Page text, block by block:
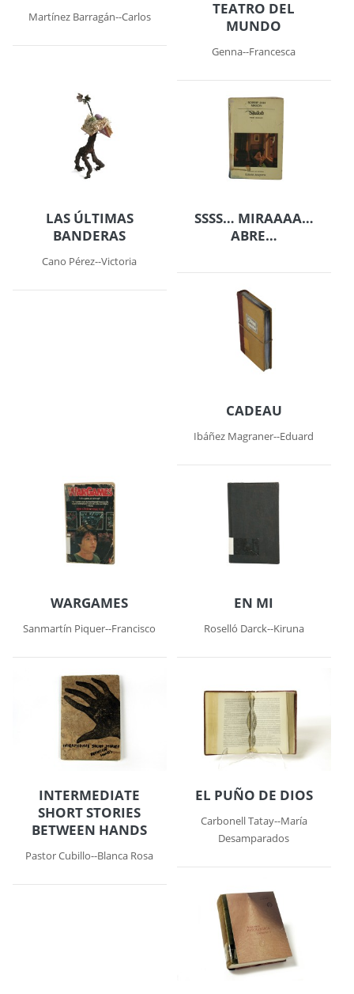
Martínez Barragán--Carlos
TEATRO DEL
MUNDO
Genna--Francesca
LAS ÚLTIMAS
BANDERAS
Cano Pérez--Victoria
SSSS… MIRAAAA…
ABRE…
CADEAU
Ibáñez Magraner--Eduard
WARGAMES
Sanmartín Piquer--Francisco
EN MI
Roselló Darck--Kiruna
INTERMEDIATE
SHORT STORIES
BETWEEN HANDS
Pastor Cubillo--Blanca Rosa
EL PUÑO DE DIOS
Carbonell Tatay--María
Desamparados